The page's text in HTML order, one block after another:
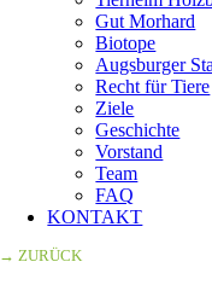
Gut Morhard
Biotope
Augsburger
Recht für Tiere
Ziele
Geschichte
Vorstand
Team
FAQ
KONTAKT
→ ZURÜCK